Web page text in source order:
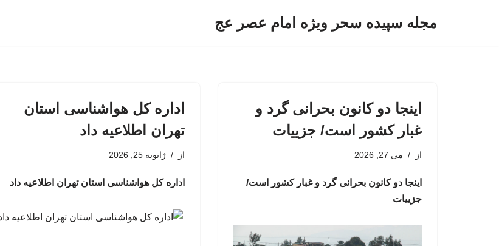
مجله سپیده سحر ویژه امام عصر عج
اینجا دو کانون بحرانی گرد و
غبار کشور است/ جزییات
از می 27, 2026
اینجا دو کانون بحرانی گرد و غبار کشور است/
جزییات
اداره کل هواشناسی استان
تهران اطلاعیه داد
از ژانویه 25, 2026
اداره کل هواشناسی استان تهران اطلاعیه داد